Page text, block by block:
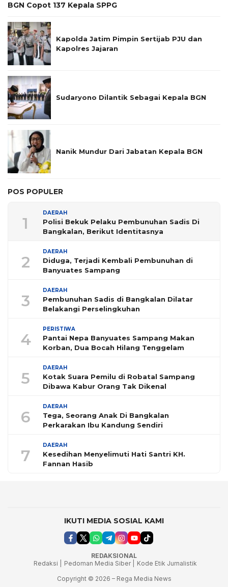
BGN Copot 137 Kepala SPPG
Kapolda Jatim Pimpin Sertijab PJU dan
Kapolres Jajaran
Sudaryono Dilantik Sebagai Kepala BGN
Nanik Mundur Dari Jabatan Kepala BGN
POS POPULER
1
DAERAH
Polisi Bekuk Pelaku Pembunuhan Sadis Di
Bangkalan, Berikut Identitasnya
2
DAERAH
Diduga, Terjadi Kembali Pembunuhan di
Banyuates Sampang
3
DAERAH
Pembunuhan Sadis di Bangkalan Dilatar
Belakangi Perselingkuhan
4
PERISTIWA
Pantai Nepa Banyuates Sampang Makan
Korban, Dua Bocah Hilang Tenggelam
5
DAERAH
Kotak Suara Pemilu di Robatal Sampang
Dibawa Kabur Orang Tak Dikenal
6
DAERAH
Tega, Seorang Anak Di Bangkalan
Perkarakan Ibu Kandung Sendiri
7
DAERAH
Kesedihan Menyelimuti Hati Santri KH.
Fannan Hasib
IKUTI MEDIA SOSIAL KAMI
REDAKSIONAL
Redaksi |
Pedoman Media Siber |
Kode Etik Jurnalistik
Copyright © 2026 – Rega Media News